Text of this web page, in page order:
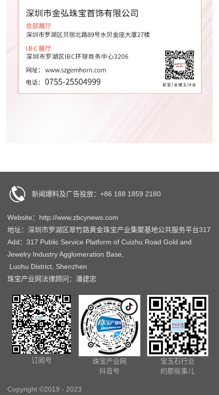
新闻爆料及广告投放：+86 188 1859 2180
Website：http://www.zbcynews.com
地址：深圳市罗湖区翠竹路黄金珠宝产业集聚基地公共服务平台317
Add：317 Public Service Platform of Cuizhu Road Gold and
Jewelry Industry Agglomeration Base,
Luohu District, Shenzhen
珠宝产业网法律顾问：潘建忠
珠宝产业网
订阅号
珠宝产业网
抖音号
宝玉石行业
的那些事儿
Copyright ©2019 - 2023